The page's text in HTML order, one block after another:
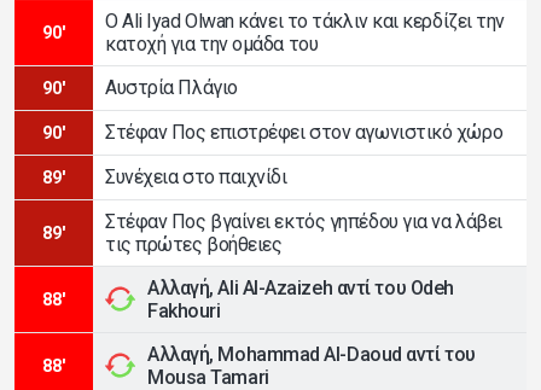
90'
Ο Ali Iyad Olwan κάνει το τάκλιν και κερδίζει την
κατοχή για την ομάδα του
90' Αυστρία Πλάγιο
90' Στέφαν Πος επιστρέφει στον αγωνιστικό χώρο
89' Συνέχεια στο παιχνίδι
89'
Στέφαν Πος βγαίνει εκτός γηπέδου για να λάβει
τις πρώτες βοήθειες
88'
Αλλαγή, Ali Al-Azaizeh αντί του Odeh
Fakhouri
88'
Αλλαγή, Mohammad Al-Daoud αντί του
Mousa Tamari